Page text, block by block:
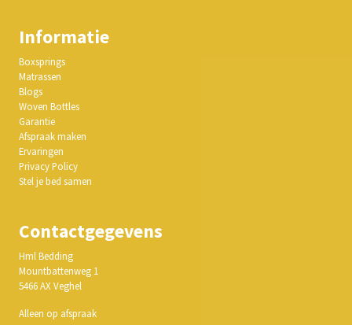
Informatie
Boxsprings
Matrassen
Blogs
Woven Bottles
Garantie
Afspraak maken
Ervaringen
Privacy Policy
Stel je bed samen
Contactgegevens
Hml Bedding
Mountbattenweg 1
5466 AX Veghel
Alleen op afspraak